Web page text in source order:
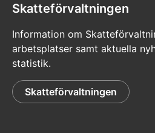
Skatteförvaltningen
Information om
arbetsplatser samt aktuella
statistik.
Skatteförvaltningen